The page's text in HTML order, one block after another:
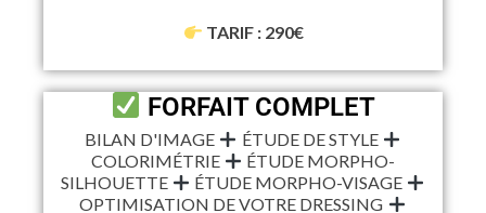
TARIF : 290€
FORFAIT COMPLET
BILAN D'IMAGE
ÉTUDE DE STYLE
COLORIMÉTRIE
ÉTUDE MORPHO-
SILHOUETTE
ÉTUDE MORPHO-VISAGE
OPTIMISATION DE VOTRE DRESSING